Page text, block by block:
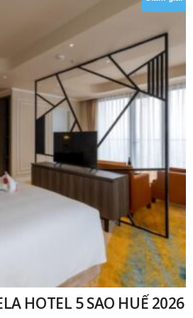
HOTEL 5 SAO HUẾ 2026